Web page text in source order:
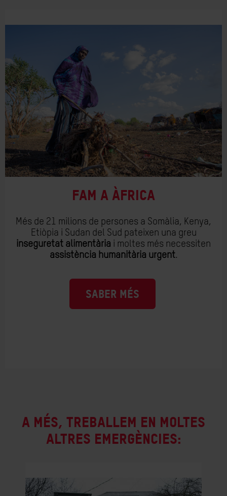
Fam a Àfrica
Més de 21 milions de persones a Somàlia, Kenya,
Etiòpia i Sudan del Sud pateixen una greu
inseguretat alimentària i moltes més necessiten
assistència humanitària urgent.
SABER MÉS
A més, treballem en moltes
altres emergències: